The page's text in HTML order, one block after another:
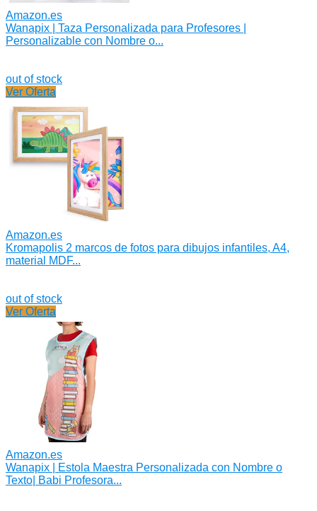
Amazon.es
Wanapix | Taza Personalizada para Profesores |
Personalizable con Nombre o...
out of stock
Ver Oferta
Amazon.es
Kromapolis 2 marcos de fotos para dibujos infantiles, A4,
material MDF...
out of stock
Ver Oferta
Amazon.es
Wanapix | Estola Maestra Personalizada con Nombre o
Texto| Babi Profesora...